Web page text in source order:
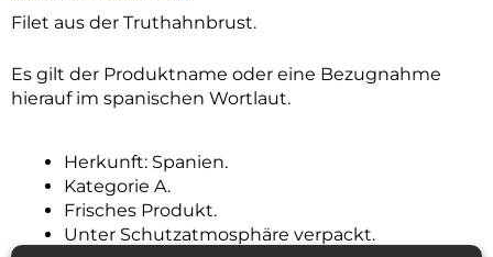
Filet aus der Truthahnbrust.
Es gilt der Produktname oder eine Bezugnahme
hierauf im spanischen Wortlaut.
Herkunft: Spanien.
Kategorie A.
Frisches Produkt.
Unter Schutzatmosphäre verpackt.